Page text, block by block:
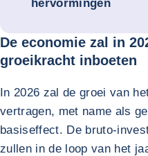
hervormingen
De economie zal in
groeikracht inboeten
In 2026 zal de groei van
vertragen, met name als
basiseffect. De bruto-
zullen in de loop van het